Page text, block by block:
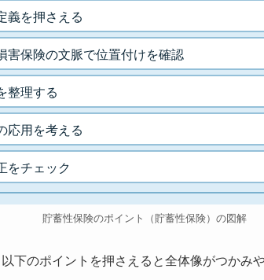
義を押さえる
害保険の文脈で位置付けを確認
整理する
応用を考える
をチェック
貯蓄性保険のポイント（貯蓄性保険）の図解
下のポイントを押さえると全体像がつかみ